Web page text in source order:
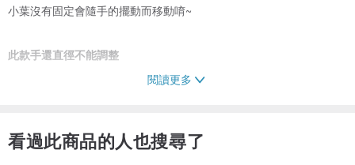
小葉沒有固定會隨手的擺動而移動唷~
此款手還直徑不能調整
/不容易撞破.但也避免大力撞擊/
閱讀更多
看過此商品的人也搜尋了